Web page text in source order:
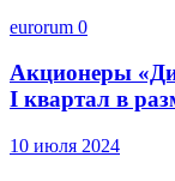
eurorum 0
Акционеры
I квартал в
10 июля 2024